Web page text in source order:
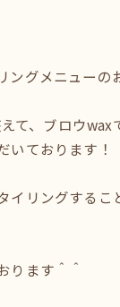
ングメニュー
て、ブロウwax
いております！
イリングするこ
ります＾＾